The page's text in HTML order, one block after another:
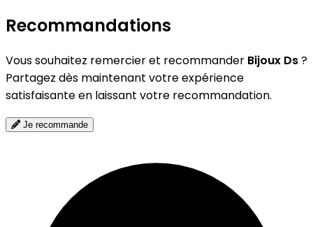
Recommandations
Vous souhaitez remercier et recommander Bijoux Ds?
Partagez dès maintenant votre expérience
satisfaisante en laissant votre recommandation.
Je recommande